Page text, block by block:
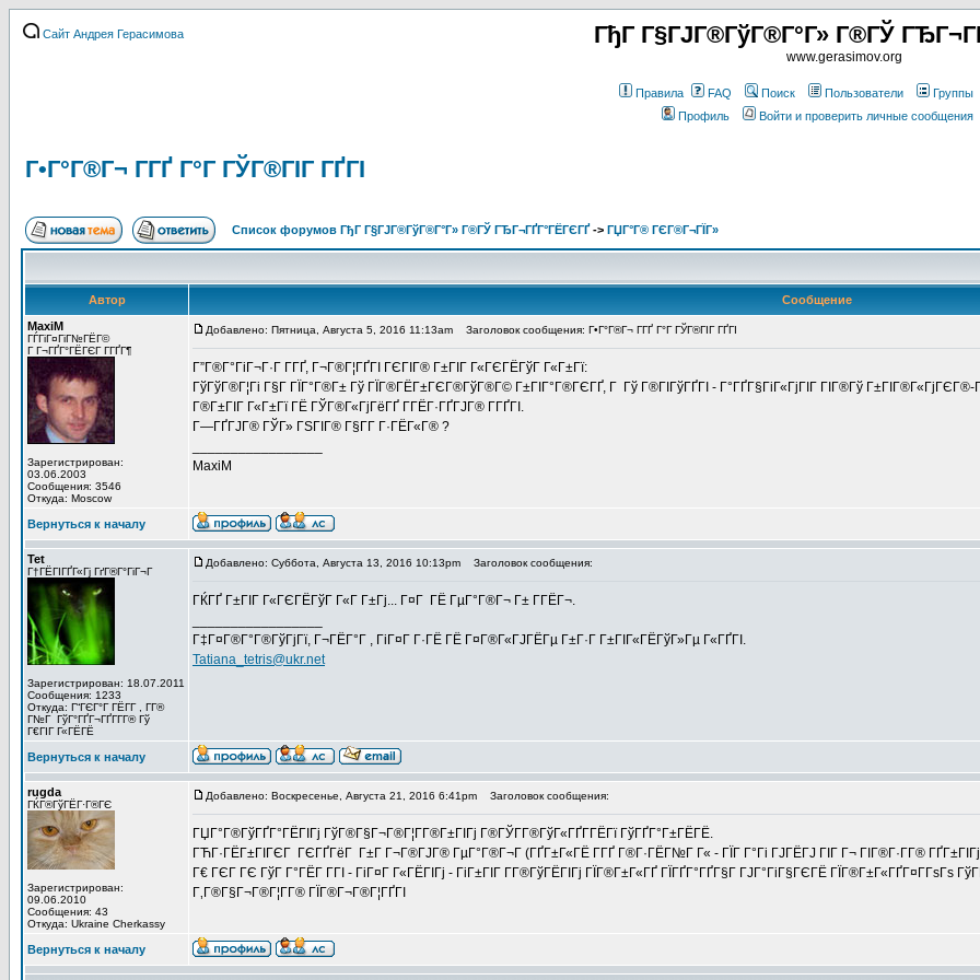
Сайт Андрея Герасимова ГђГ Г§ГЈГ®ГўГ®Г°Г» Г®ГЎ
www.gerasimov.org
Правила FAQ Поиск Пользователи Группы
Профиль
Войти и проверить личные сообщения
Г•Г°Г®Г¬ Г­ГҐ Г°Г ГЎГ®ГІГ ГҐГІ
Список форумов ГђГ Г§ГЈГ®ГўГ®Г°Г» Г®ГЎ ГЂГ¬ГҐГ°ГЁГЄГҐ-> ГЏГ°Г® ГЄГ®Г¬ГЇГ»
Автор
Сообщение
MaxiM
ГЃГіГ¤ГіГ№ГЁГ©
Г Г¬ГҐГ°ГЁГЄГ Г­ГҐГ¶
Зарегистрирован:
03.06.2003
Сообщения: 3546
Откуда: Moscow
Добавлено: Пятница, Августа 5, 2016 11:13am Заголовок сообщения: Г•Г°Г®Г¬ Г­ГҐ Г°Г ГЎГ®ГІГ ГҐГІ
Г”Г®Г°ГіГ¬Г·Г Г­ГҐ, Г¬Г®Г¦ГҐГІ ГЄГІГ® Г±ГІГ Г«ГЄГЁГўГ Г«Г±Гї:
ГўГўГ®Г¦Гі Г§Г ГЇГ°Г®Г± Гў ГЇГ®ГЁГ±ГЄГ®ГўГ®Г© Г±ГІГ°Г®ГЄГҐ, Г Гў Г®ГІГўГҐГІ - Г°ГҐГ§ГіГ«ГјГІГ ГІГ®Гў
Г®Г±ГІГ Г«Г±Гї ГЁ ГЎГ®Г«ГјГёГҐ Г­ГЁГ·ГҐГЈГ® Г­ГҐГІ.
Г—ГҐГЈГ® ГЎГ» ГЅГІГ® Г§Г­Г Г·ГЁГ«Г® ?
MaxiM
Вернуться к началу
Tet
Г†ГЁГІГҐГ«Гј ГґГ®Г°ГіГ¬Г
Зарегистрирован: 18.07.2011
Сообщения: 1233
Откуда: Г“ГЄГ°Г ГЁГ­Г , Г­Г®
Г№Г ГўГ°ГҐГ¬ГҐГ­Г­Г® Гў
Г€ГІГ Г«ГЁГЁ
Добавлено: Суббота, Августа 13, 2016 10:13pm Заголовок сообщения:
ГЌГҐ Г±ГІГ Г«ГЄГЁГўГ Г«Г Г±Гј... Г¤Г ГЁ ГµГ°Г®Г¬ Г± Г­ГЁГ¬.
Г‡Г¤Г®Г°Г®ГўГјГї, Г¬ГЁГ°Г , ГіГ¤Г Г·ГЁ ГЁ Г¤Г®Г«ГЈГЁГµ Г±Г·Г Г±ГІГ«ГЁГўГ»Гµ Г«ГҐГІ.
Tatiana_tetris@ukr.net
Вернуться к началу
rugda
ГЌГ®ГўГЁГ·Г®ГЄ
Зарегистрирован:
09.06.2010
Сообщения: 43
Откуда: Ukraine Cherkassy
Добавлено: Воскресенье, Августа 21, 2016 6:41pm Заголовок сообщения:
ГЏГ°Г®ГўГҐГ°ГЁГІГј ГўГ®Г§Г¬Г®Г¦Г­Г®Г±ГІГј Г®ГЎГ­Г®ГўГ«ГҐГ­ГЁГї ГўГҐГ°Г±ГЁГЁ.
ГЋГ·ГЁГ±ГІГЄГ ГЄГҐГёГ Г±Г Г¬Г®ГЈГ® ГµГ°Г®Г¬Г (ГҐГ±Г«ГЁ Г­ГҐ Г®Г·ГЁГ№Г Г« - ГЇГ Г°Гі ГЈГЁГЈ ГІГ Г¬ ГІГ®Г·Г­Г®
Г€ ГЄГ ГЄ ГўГ Г°ГЁГ Г­ГІ - ГіГ¤Г Г«ГЁГІГј - ГіГ±ГІГ Г­Г®ГўГЁГІГј ГЇГ®Г±Г«ГҐ ГЇГҐГ°ГҐГ§Г ГЈГ°ГіГ§ГЄГЁ ГЇГ®Г±Г«ГҐГ¤Г­ГѕГѕ
Г‚Г®Г§Г¬Г®Г¦Г­Г® ГЇГ®Г¬Г®Г¦ГҐГІ
Вернуться к началу